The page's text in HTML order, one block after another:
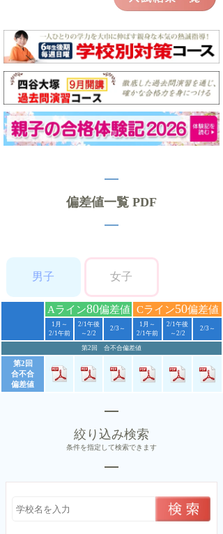
偏差値一覧 PDF
男子 女子
Aライン80偏差値 Cライン50偏差値
1月～
2/1午前
2/1午後
～2/2
2/3～
1月～
2/1午前
2/1午後
～2/2
2/3～
第2回 合不合偏差値
第2回
合不合
偏差値
絞り込み検索
条件を指定して検索できます